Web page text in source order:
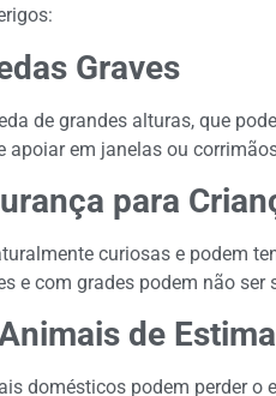
Graves
de grandes alturas, que
apoiar em janelas ou
para
curiosas e podem
e com grades podem não ser
de
domésticos podem perder